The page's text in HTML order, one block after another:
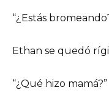
“¿Estás
Ethan se quedó
“¿Qué hizo mamá?”